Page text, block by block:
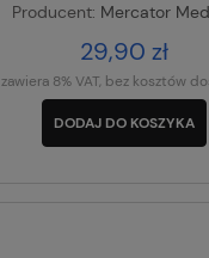
Producent: Mercator
29,90 zł
zawiera 8% VAT, bez kosztów
DODAJ DO KOSZYKA